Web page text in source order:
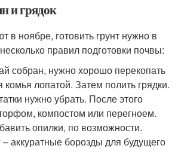
и грядок
в ноябре, готовить грунт нужно в
правил подготовки почвы:
собран, нужно хорошо перекопать
лопатой. Затем полить грядки.
нужно убрать. После этого
компостом или перегноем.
опилки, по возможности.
аккуратные борозды для будущего